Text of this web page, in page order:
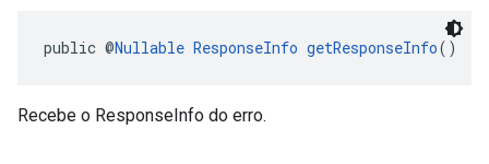
public @Nullable ResponseInfo getResponseInfo()
Recebe o ResponseInfo do erro.